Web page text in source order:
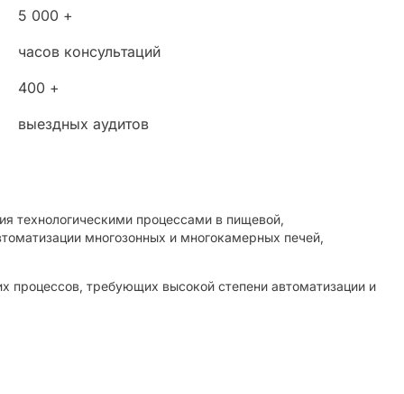
5 000 +
часов консультаций
400 +
выездных аудитов
технологическими процессами в пищевой,
многозонных и многокамерных печей,
процессов, требующих высокой степени автоматизации и